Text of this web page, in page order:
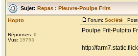
Sujet: Repas : Pieuvre-Poulpe Frits
Hopto
Réponses: 0
Vus: 19793
Forum: Société
Poulpe Frit-Pulpito
http://